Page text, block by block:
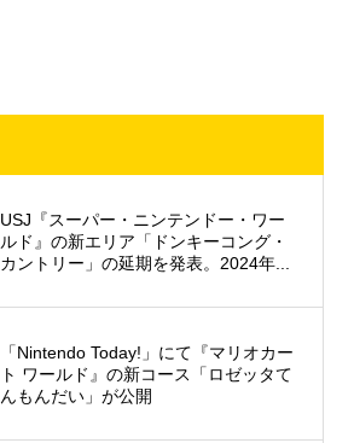
USJ『スーパー・ニンテンドー・ワー
ルド』の新エリア「ドンキーコング・
カントリー」の延期を発表。2024年...
「Nintendo Today!」にて『マリオカー
ト ワールド』の新コース「ロゼッタて
んもんだい」が公開